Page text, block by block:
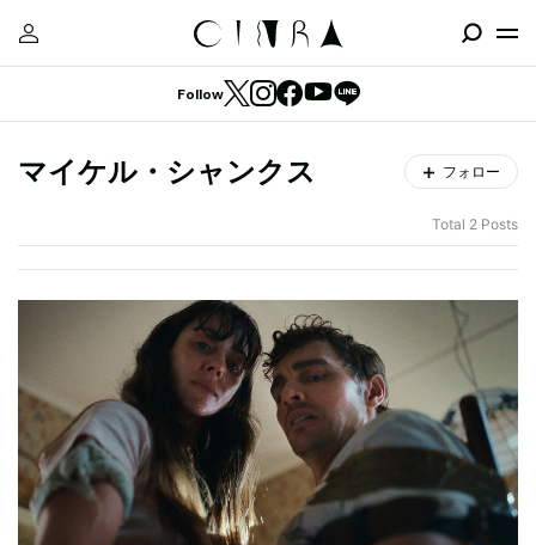
Follow
マイケル・シャンクス フォロー
Total 2 Posts